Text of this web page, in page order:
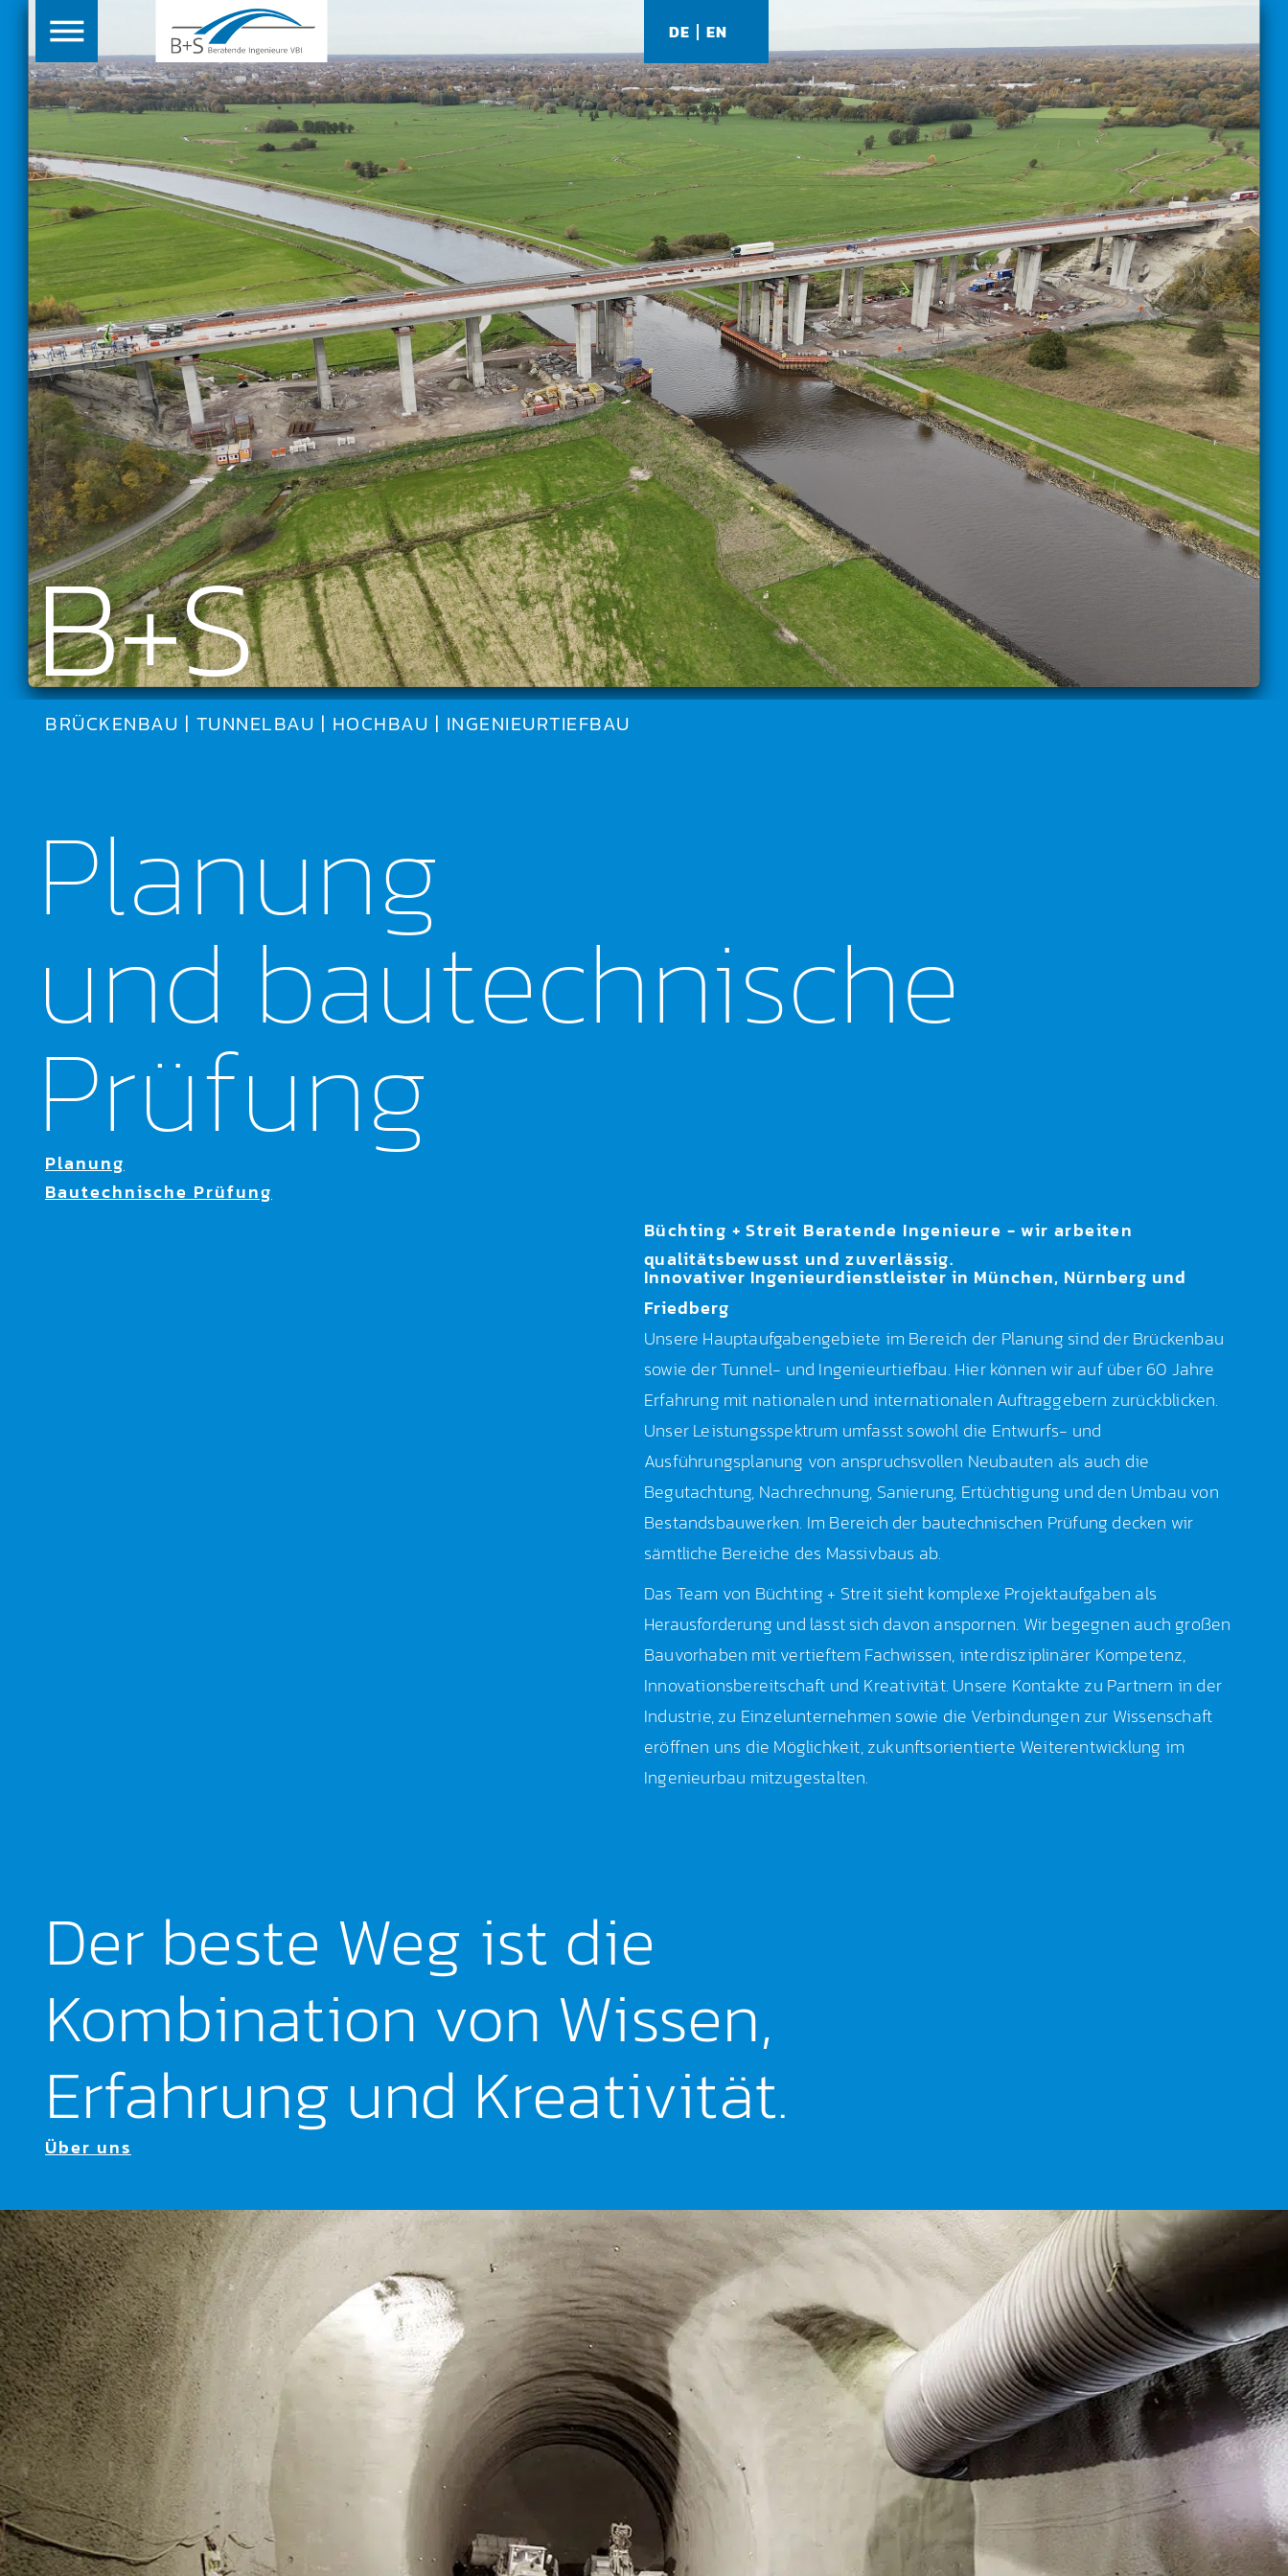
DE EN
B+S
BRÜCKENBAU | TUNNELBAU | HOCHBAU | INGENIEURTIEFBAU
Planung
und bautech­nische
Prüfung
Planung
Bautechnische Prüfung
Büchting + Streit Beratende Ingenieure - wir arbeiten
qualitätsbewusst und zuverlässig.
Innovativer Ingenieurdienstleister in München, Nürnberg und
Friedberg
Unsere Hauptaufgabengebiete im Bereich der Planung sind der Brückenbau
sowie der Tunnel- und Ingenieurtiefbau. Hier können wir auf über 60 Jahre
Erfahrung mit nationalen und internationalen Auftraggebern zurückblicken.
Unser Leistungsspektrum umfasst sowohl die Entwurfs- und
Ausführungsplanung von anspruchsvollen Neubauten als auch die
Begutachtung, Nachrechnung, Sanierung, Ertüchtigung und den Umbau von
Bestandsbauwerken. Im Bereich der bautechnischen Prüfung decken wir
sämtliche Bereiche des Massivbaus ab.
Das Team von Büchting + Streit sieht komplexe Projektaufgaben als
Herausforderung und lässt sich davon anspornen. Wir begegnen auch großen
Bauvorhaben mit vertieftem Fachwissen, interdisziplinärer Kompetenz,
Innovationsbereitschaft und Kreativität. Unsere Kontakte zu Partnern in der
Industrie, zu Einzelunternehmen sowie die Verbindungen zur Wissenschaft
eröffnen uns die Möglichkeit, zukunftsorientierte Weiterentwicklung im
Ingenieurbau mitzugestalten.
Der beste Weg ist die
Kombination von Wissen,
Erfahrung und Kreativität.
Über uns